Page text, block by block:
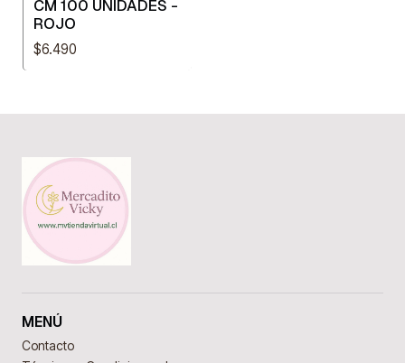
CM 100 UNIDADES -
ROJO
$6.490
MENÚ
Contacto